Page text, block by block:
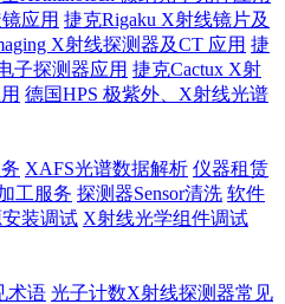
应用 捷克Rigaku X射线镜片及
X射线探测器及CT 应用 捷
子探测器应用 捷克Cactux X射
德国HPS 极紫外、X射线光谱
XAFS光谱数据解析 仪器租赁
工服务 探测器Sensor清洗 软件
装调试 X射线光学组件调试
术语 光子计数X射线探测器常见